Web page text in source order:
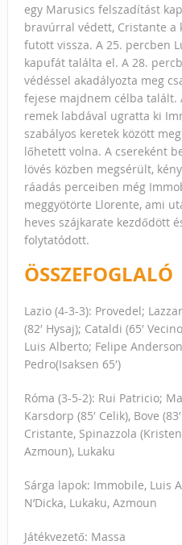
egy Marusics felszadítást
bravúrral védett, Cristante
futott vissza. A 25. percben
kapufát találta el. A 28.
védéssel akadályozta meg
fejese majdnem célba talált.
remek labdával ugratta ki
szabályos keretek között
lőhetett volna. A csereként
lövés közben megsérült,
ráadás perceiben még
meggyötörte Llorente, ami
heves szájkarate kezdődött
folytatódott.
ÖSSZEFOGLALÓ
Lazio (4-3-3): Provedel;
(82′ Hysaj); Cataldi (65′
Luis Alberto; Felipe
Pedro(Isaksen 65′)
Róma (3-5-2): Rui Patricio;
Karsdorp (85′ Celik), Bove
Cristante, Spinazzola
Azmoun), Lukaku
Sárga lapok: Immobile, Luis
N’Dicka, Lukaku, Azmoun
Játékvezető: Massa